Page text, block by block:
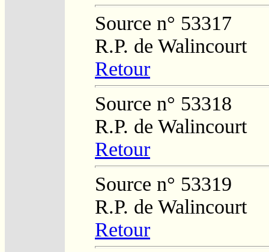
Source n° 53317
R.P. de Walincourt
Retour
Source n° 53318
R.P. de Walincourt
Retour
Source n° 53319
R.P. de Walincourt
Retour